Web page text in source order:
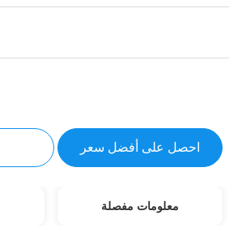
احصل على أفضل سعر
معلومات مفصلة